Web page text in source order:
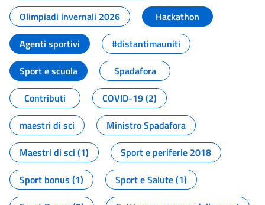
Olimpiadi invernali 2026
Hackathon
Agenti sportivi
#distantimauniti
Sport e scuola
Spadafora
Contributi
COVID-19 (2)
maestri di sci
Ministro Spadafora
Maestri di sci (1)
Sport e periferie 2018
Sport bonus (1)
Sport e Salute (1)